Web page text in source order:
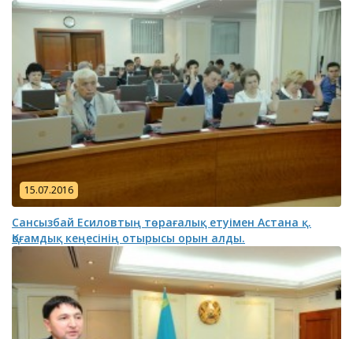
15.07.2016
Сансызбай Есиловтың төрағалық етуімен Астана қ.
Қоғамдық кеңесінің отырысы орын алды.